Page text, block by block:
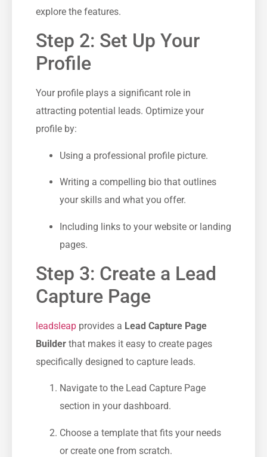
explore the features.
Step 2: Set Up Your
Profile
Your profile plays a significant role in
attracting potential leads. Optimize your
profile by:
Using a professional profile picture.
Writing a compelling bio that outlines
your skills and what you offer.
Including links to your website or ⁣landing
pages.
Step 3: Create a Lead
Capture Page
leadsleap provides a Lead Capture Page
‍Builder that makes it easy to create pages​
specifically designed to capture leads.
Navigate to the Lead⁤ Capture Page
section in your dashboard.
Choose a template that fits your needs
or create one from scratch.